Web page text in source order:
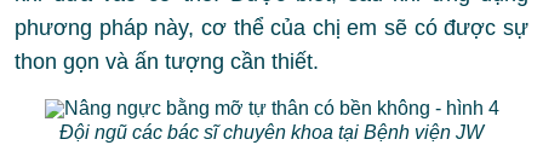
phương pháp này, cơ thể của chị em sẽ có được sự
thon gọn và ấn tượng cần thiết.
Đội ngũ các bác sĩ chuyên khoa tại Bệnh viện JW